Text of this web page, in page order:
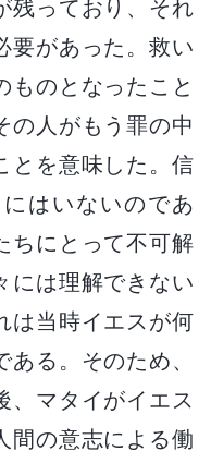
残っており、それ
要があった。救い
ものとなったこと
の人がもう罪の中
とを意味した。信
はいないのであ
ちにとって不可解
には理解できない
は当時イエスが何
る。そのため、
、マタイがイエス
間の意志による働